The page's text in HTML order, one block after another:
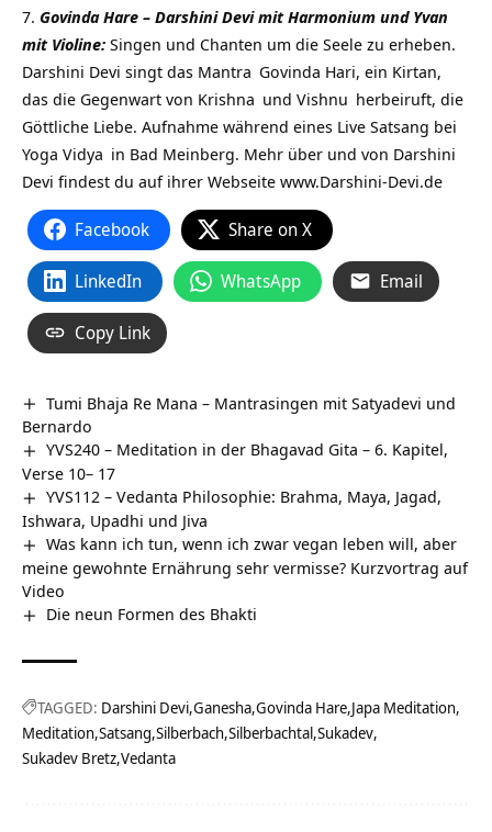
Govinda Hare – Darshini Devi mit Harmonium und Yvan
mit Violine: Singen und Chanten um die Seele zu erheben.
Darshini Devi singt das Mantra Govinda Hari, ein Kirtan,
das die Gegenwart von Krishna und Vishnu herbeiruft, die
Göttliche Liebe. Aufnahme während eines Live Satsang bei
Yoga Vidya in Bad Meinberg. Mehr über und von Darshini
Devi findest du auf ihrer Webseite www.Darshini-Devi.de
Facebook Share on X
LinkedIn WhatsApp Email
Copy Link
Tumi Bhaja Re Mana – Mantrasingen mit Satyadevi und
Bernardo
YVS240 – Meditation in der Bhagavad Gita – 6. Kapitel,
Verse 10– 17
YVS112 – Vedanta Philosophie: Brahma, Maya, Jagad,
Ishwara, Upadhi und Jiva
Was kann ich tun, wenn ich zwar vegan leben will, aber
meine gewohnte Ernährung sehr vermisse? Kurzvortrag auf
Video
Die neun Formen des Bhakti
TAGGED: Darshini Devi Ganesha Govinda Hare Japa Meditation
Meditation Satsang Silberbach Silberbachtal Sukadev
Sukadev Bretz Vedanta